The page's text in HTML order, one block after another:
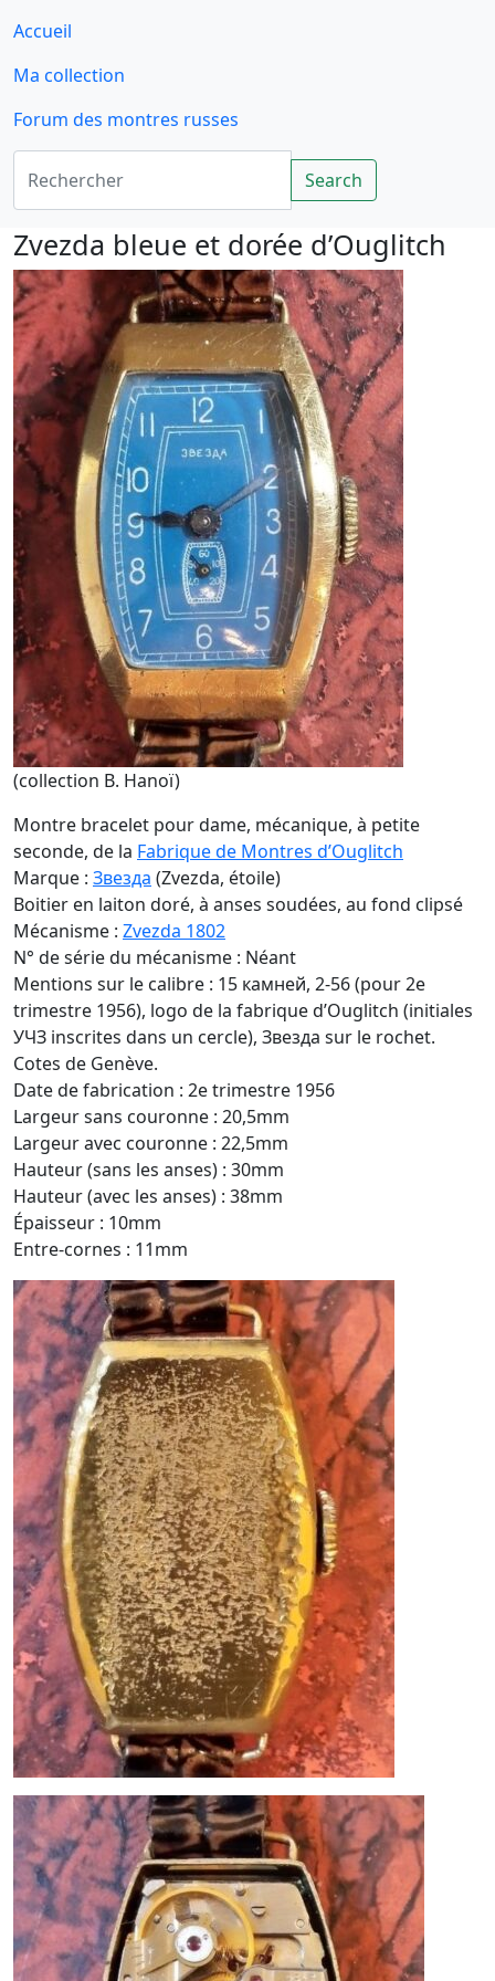
Accueil
Ma collection
Forum des montres russes
Rechercher
Search
Zvezda bleue et dorée d’Ouglitch
(collection B. Hanoï)
Montre bracelet pour dame, mécanique, à petite
seconde, de la Fabrique de Montres d’Ouglitch
Marque : Звезда (Zvezda, étoile)
Boitier en laiton doré, à anses soudées, au fond clipsé
Mécanisme : Zvezda 1802
N° de série du mécanisme : Néant
Mentions sur le calibre : 15 камней, 2-56 (pour 2e
trimestre 1956), logo de la fabrique d’Ouglitch (initiales
УЧЗ inscrites dans un cercle), Звезда sur le rochet.
Cotes de Genève.
Date de fabrication : 2e trimestre 1956
Largeur sans couronne : 20,5mm
Largeur avec couronne : 22,5mm
Hauteur (sans les anses) : 30mm
Hauteur (avec les anses) : 38mm
Épaisseur : 10mm
Entre-cornes : 11mm